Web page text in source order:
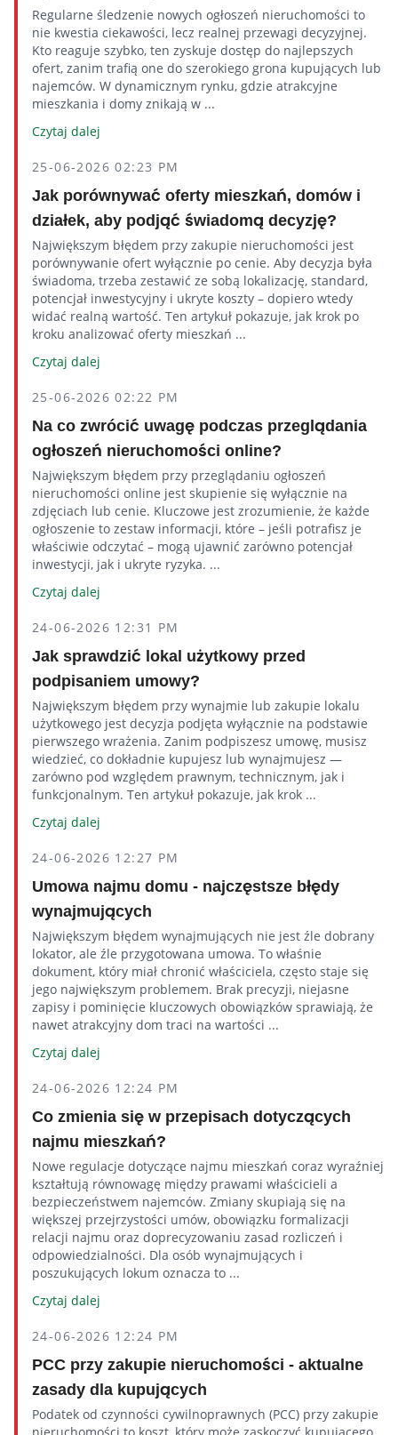
Regularne śledzenie nowych ogłoszeń nieruchomości to
nie kwestia ciekawości, lecz realnej przewagi decyzyjnej.
Kto reaguje szybko, ten zyskuje dostęp do najlepszych
ofert, zanim trafią one do szerokiego grona kupujących lub
najemców. W dynamicznym rynku, gdzie atrakcyjne
mieszkania i domy znikają w ...
Czytaj dalej
25-06-2026 02:23 PM
Jak porównywać oferty mieszkań, domów i
działek, aby podjąć świadomą decyzję?
Największym błędem przy zakupie nieruchomości jest
porównywanie ofert wyłącznie po cenie. Aby decyzja była
świadoma, trzeba zestawić ze sobą lokalizację, standard,
potencjał inwestycyjny i ukryte koszty – dopiero wtedy
widać realną wartość. Ten artykuł pokazuje, jak krok po
kroku analizować oferty mieszkań ...
Czytaj dalej
25-06-2026 02:22 PM
Na co zwrócić uwagę podczas przeglądania
ogłoszeń nieruchomości online?
Największym błędem przy przeglądaniu ogłoszeń
nieruchomości online jest skupienie się wyłącznie na
zdjęciach lub cenie. Kluczowe jest zrozumienie, że każde
ogłoszenie to zestaw informacji, które – jeśli potrafisz je
właściwie odczytać – mogą ujawnić zarówno potencjał
inwestycji, jak i ukryte ryzyka. ...
Czytaj dalej
24-06-2026 12:31 PM
Jak sprawdzić lokal użytkowy przed
podpisaniem umowy?
Największym błędem przy wynajmie lub zakupie lokalu
użytkowego jest decyzja podjęta wyłącznie na podstawie
pierwszego wrażenia. Zanim podpiszesz umowę, musisz
wiedzieć, co dokładnie kupujesz lub wynajmujesz —
zarówno pod względem prawnym, technicznym, jak i
funkcjonalnym. Ten artykuł pokazuje, jak krok ...
Czytaj dalej
24-06-2026 12:27 PM
Umowa najmu domu - najczęstsze błędy
wynajmujących
Największym błędem wynajmujących nie jest źle dobrany
lokator, ale źle przygotowana umowa. To właśnie
dokument, który miał chronić właściciela, często staje się
jego największym problemem. Brak precyzji, niejasne
zapisy i pominięcie kluczowych obowiązków sprawiają, że
nawet atrakcyjny dom traci na wartości ...
Czytaj dalej
24-06-2026 12:24 PM
Co zmienia się w przepisach dotyczących
najmu mieszkań?
Nowe regulacje dotyczące najmu mieszkań coraz wyraźniej
kształtują równowagę między prawami właścicieli a
bezpieczeństwem najemców. Zmiany skupiają się na
większej przejrzystości umów, obowiązku formalizacji
relacji najmu oraz doprecyzowaniu zasad rozliczeń i
odpowiedzialności. Dla osób wynajmujących i
poszukujących lokum oznacza to ...
Czytaj dalej
24-06-2026 12:24 PM
PCC przy zakupie nieruchomości - aktualne
zasady dla kupujących
Podatek od czynności cywilnoprawnych (PCC) przy zakupie